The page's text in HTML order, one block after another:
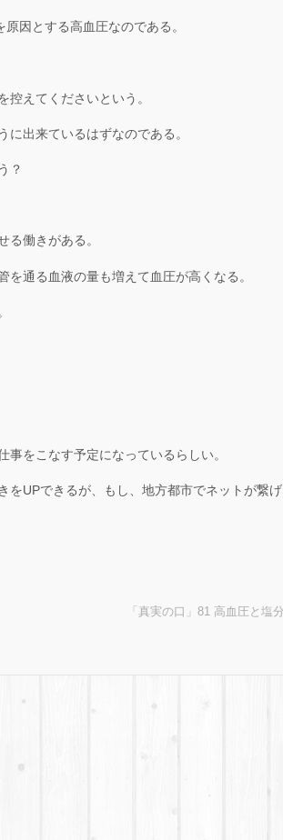
因とする高血圧なのである。
えてくださいという。
出来ているはずなのである。
？
る働きがある。
通る血液の量も増えて血圧が高くなる。
をこなす予定になっているらしい。
をUPできるが、もし、地方都市でネットが繋
「真実の口」81 高血圧と塩